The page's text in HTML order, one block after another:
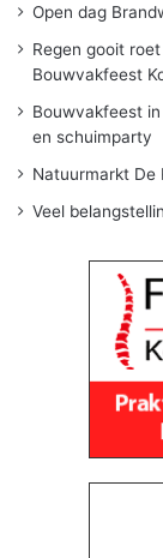
Open dag
Regen gooit
Bouwvakfeest
Bouwvakfeest
en schuimparty
Natuurmarkt De
Veel